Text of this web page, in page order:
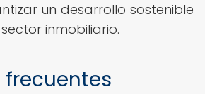
un desarrollo sostenible
inmobiliario.
frecuentes